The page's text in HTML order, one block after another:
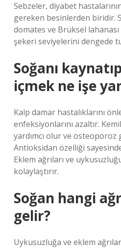
Sebzeler, diyabet
gereken besinlerden biridir.
domates ve Brüksel
şekeri seviyelerini dengede
Soğanı
içmek ne işe
Kalp damar hastalıklarını
enfeksiyonlarını azaltır.
yardımcı olur ve osteoporoz
Antioksidan özelliği
Eklem ağrıları ve
kolaylaştırır.
Soğan hangi
gelir?
Uykusuzluğa ve eklem